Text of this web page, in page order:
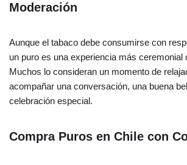
Moderación
Aunque el tabaco debe consumirse con
un puro es una experiencia más ceremonial
Muchos lo consideran un momento de
acompañar una conversación, una buena
celebración especial.
Compra Puros en Chile con